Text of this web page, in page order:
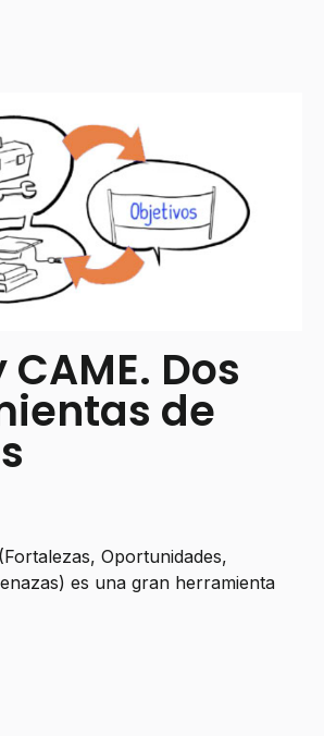
CAME. Dos
de
Oportunidades,
es una gran herramienta